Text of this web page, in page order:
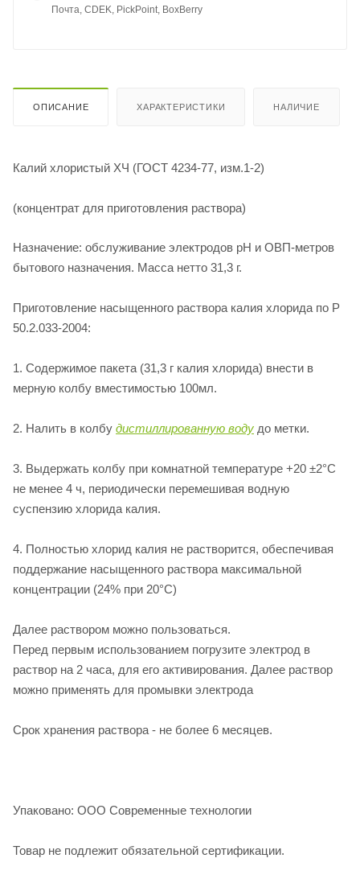
Почта, CDEK, PickPoint, BoxBerry
ОПИСАНИЕ ХАРАКТЕРИСТИКИ НАЛИЧИЕ
Калий хлористый ХЧ (ГОСТ 4234-77, изм.1-2)
(концентрат для приготовления раствора)
Назначение: обслуживание электродов рН и ОВП-метров
бытового назначения. Масса нетто 31,3 г.
Приготовление насыщенного раствора калия хлорида по Р
50.2.033-2004:
1. Содержимое пакета (31,3 г калия хлорида) внести в
мерную колбу вместимостью 100мл.
2. Налить в колбу дистиллированную воду до метки.
3. Выдержать колбу при комнатной температуре +20 ±2°С
не менее 4 ч, периодически перемешивая водную
суспензию хлорида калия.
4. Полностью хлорид калия не растворится, обеспечивая
поддержание насыщенного раствора максимальной
концентрации (24% при 20°С)
Далее раствором можно пользоваться.
Перед первым использованием погрузите электрод в
раствор на 2 часа, для его активирования. Далее раствор
можно применять для промывки электрода
Срок хранения раствора - не более 6 месяцев.
Упаковано: ООО Современные технологии
Товар не подлежит обязательной сертификации.